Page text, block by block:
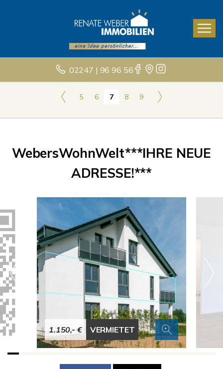
02247 | 96 96 56
5 6 7 8 9
WebersWohnWelt***IHRE NEUE
ADRESSE!***
1.150,- € VERMIETET